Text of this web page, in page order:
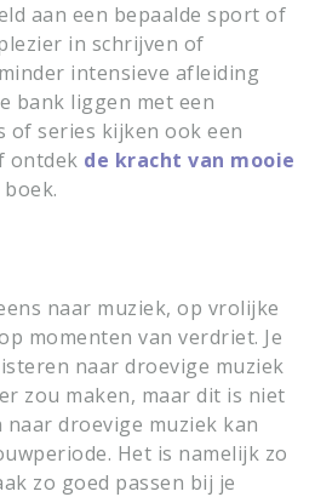
aan een bepaalde sport of
in schrijven of
intensieve afleiding
bank liggen met een
of series kijken ook een
ontdek de kracht van mooie
naar muziek, op vrolijke
momenten van verdriet. Je
naar droevige muziek
zou maken, maar dit is niet
droevige muziek kan
Het is namelijk zo
zo goed passen bij je